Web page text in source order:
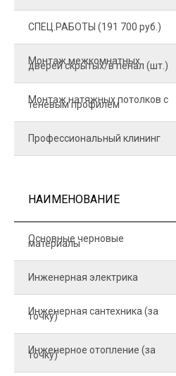
СПЕЦ.РАБОТЫ (191 700 руб.)
Монтаж межкомнатных
дверей скрытых/в пенал (шт.)
Монтаж натяжных потолков с
теневым профилем
Профессиональный клининг
НАИМЕНОВАНИЕ
Основные черновые
материалы
Инженерная электрика
Инженерная сантехника (за
точку)
Инженерное отопление (за
точку)